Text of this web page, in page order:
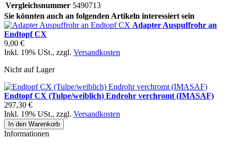
Vergleichsnummer 5490713
Sie könnten auch an folgenden Artikeln interessiert sein
Adapter Auspuffrohr an
Endtopf CX
9,00 €
Inkl. 19% USt., zzgl. Versandkosten
Nicht auf Lager
Endtopf CX (Tulpe/weiblich) Endrohr verchromt (IMASAF)
297,30 €
Inkl. 19% USt., zzgl. Versandkosten
In den Warenkorb
Informationen